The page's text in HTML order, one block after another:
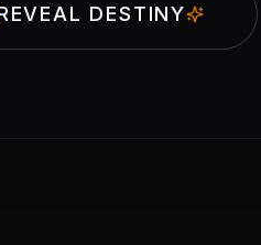
DESTINY